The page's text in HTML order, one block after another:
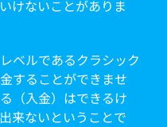
けないことがありま
ベルであるクラシック
することができませ
（入金）はできるけ
来ないということで